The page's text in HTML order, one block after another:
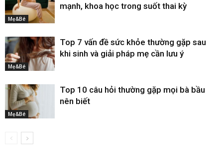
Mẹ&Bé
mạnh, khoa học trong suốt thai kỳ
Mẹ&Bé
Top 7 vấn đề sức khỏe thường gặp sau
khi sinh và giải pháp mẹ cần lưu ý
Mẹ&Bé
Top 10 câu hỏi thường gặp mọi bà bầu
nên biết